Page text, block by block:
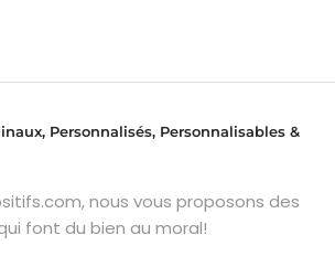
Personnalisés, Personnalisables &
nous vous proposons des
font du bien au moral!